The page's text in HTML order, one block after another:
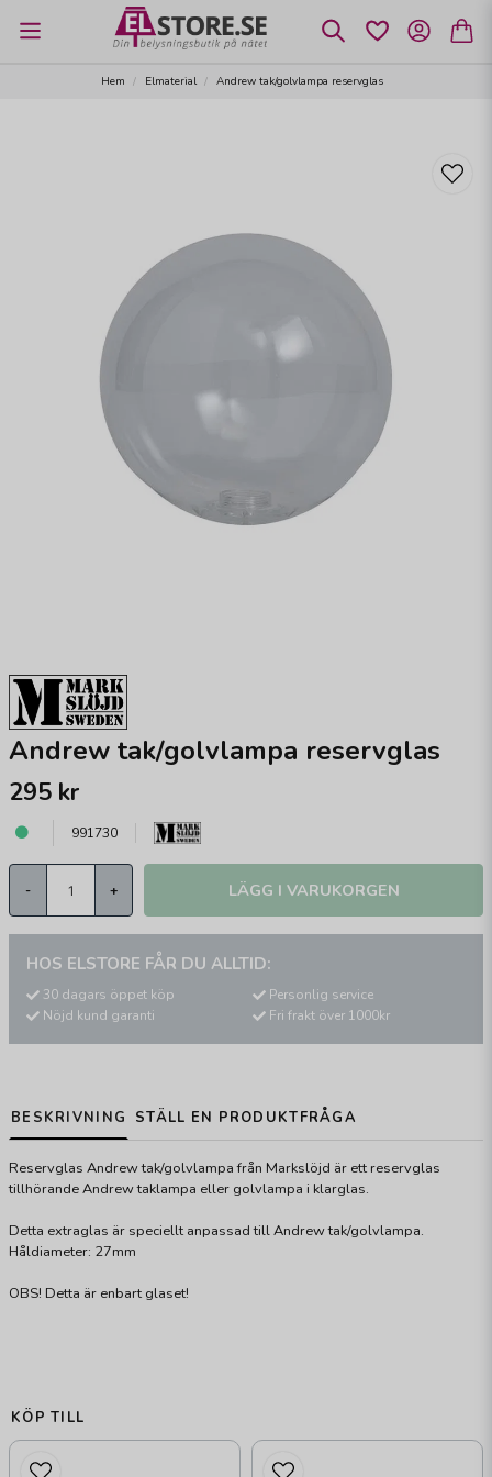
Hem Elmaterial Andrew tak/golvlampa reservglas
Andrew tak/golvlampa reservglas
295 kr
991730
- + LÄGG I VARUKORGEN
HOS ELSTORE FÅR DU ALLTID:
30 dagars öppet köp
Nöjd kund garanti
Personlig service
Fri frakt över 1000kr
BESKRIVNING STÄLL EN PRODUKTFRÅGA
Reservglas Andrew tak/golvlampa från Markslöjd är ett reservglas
tillhörande Andrew taklampa eller golvlampa i klarglas.
Detta extraglas är speciellt anpassad till Andrew tak/golvlampa.
Håldiameter: 27mm
OBS! Detta är enbart glaset!
KÖP TILL